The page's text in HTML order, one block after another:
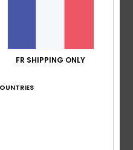
latérale
FR SHIPPING ONLY